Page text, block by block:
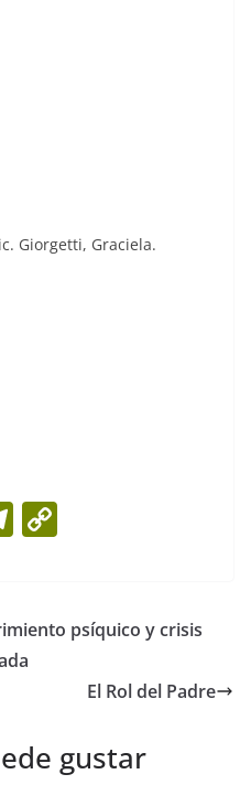
Giorgetti, Graciela.
T
gr
a
ypsíquico y crisis
El Rol del Padre
gustar